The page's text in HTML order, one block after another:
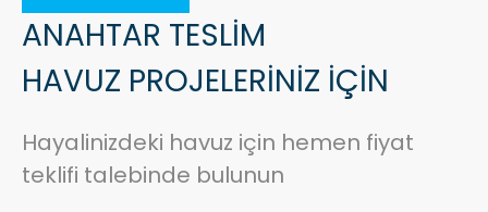
ANAHTAR TESLİM
HAVUZ PROJELERİNİZ İÇİN
Hayalinizdeki havuz için hemen fiyat
teklifi talebinde bulunun